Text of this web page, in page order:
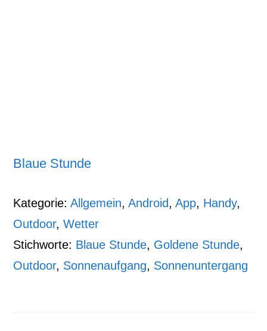
Blaue Stunde
Kategorie:Allgemein,Android,App, Handy,
Outdoor,Wetter
Stichworte: Blaue Stunde, Goldene Stunde,
Outdoor, Sonnenaufgang, Sonnenuntergang